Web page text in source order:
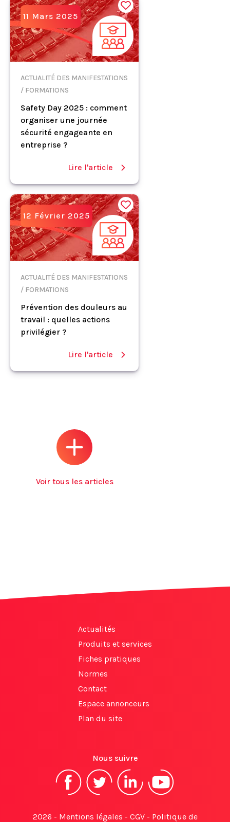
11 Mars 2025
ACTUALITÉ DES MANIFESTATIONS
/ FORMATIONS
Safety Day 2025 : comment
organiser une journée
sécurité engageante en
entreprise ?
Lire l'article
12 Février 2025
ACTUALITÉ DES MANIFESTATIONS
/ FORMATIONS
Prévention des douleurs au
travail : quelles actions
privilégier ?
Lire l'article
Voir tous les articles
Actualités
Produits et services
Fiches pratiques
Normes
Contact
Espace annonceurs
Plan du site
Nous suivre
2026 - Mentions légales - CGV- Politique de